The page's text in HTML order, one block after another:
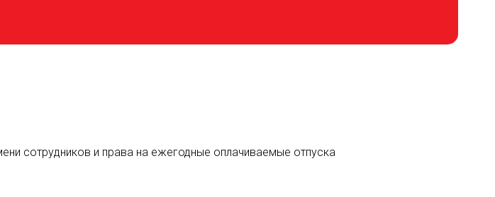
сотрудников и права на ежегодные оплачиваемые отпуска